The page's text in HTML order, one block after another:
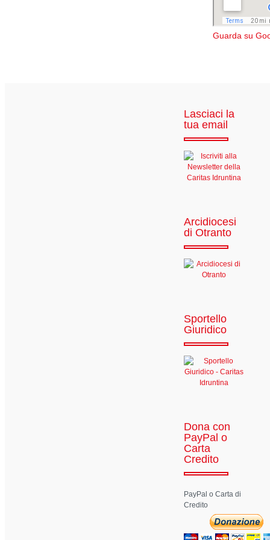
Guarda su
Lasciaci la
tua email
Arcidiocesi
di Otranto
Sportello
Giuridico
Dona con
PayPal o
Carta
Credito
PayPal o Carta di
Credito